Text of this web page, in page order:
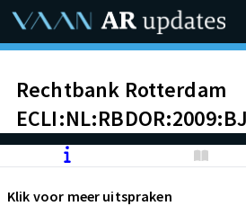
Rechtbank Rotterdam
Klik voor meer uitspraken